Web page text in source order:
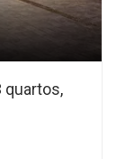
quartos,